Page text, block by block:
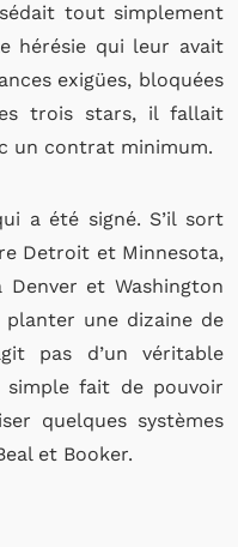
tout simplement
hérésie qui leur avait
exigües, bloquées
trois stars, il fallait
un contrat minimum.
a été signé. S’il sort
Detroit et Minnesota,
et Washington
une dizaine de
pas d’un véritable
simple fait de pouvoir
quelques systèmes
et Booker.